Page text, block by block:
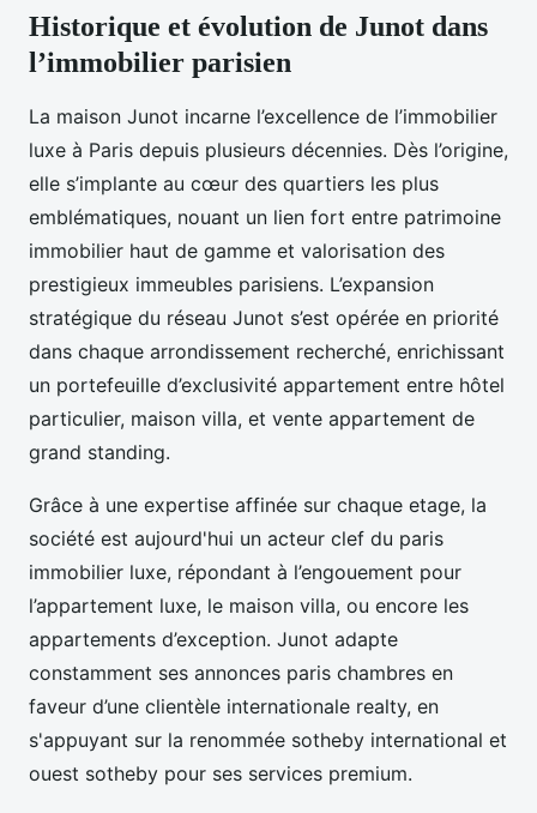
Historique et évolution de Junot dans
l’immobilier parisien
La maison Junot incarne l’excellence de l’immobilier
luxe à Paris depuis plusieurs décennies. Dès l’origine,
elle s’implante au cœur des quartiers les plus
emblématiques, nouant un lien fort entre patrimoine
immobilier haut de gamme et valorisation des
prestigieux immeubles parisiens. L’expansion
stratégique du réseau Junot s’est opérée en priorité
dans chaque arrondissement recherché, enrichissant
un portefeuille d’exclusivité appartement entre hôtel
particulier, maison villa, et vente appartement de
grand standing.
Grâce à une expertise affinée sur chaque etage, la
société est aujourd'hui un acteur clef du paris
immobilier luxe, répondant à l’engouement pour
l’appartement luxe, le maison villa, ou encore les
appartements d’exception. Junot adapte
constamment ses annonces paris chambres en
faveur d’une clientèle internationale realty, en
s'appuyant sur la renommée sotheby international et
ouest sotheby pour ses services premium.